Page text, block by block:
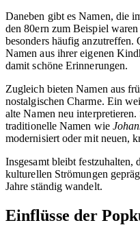
Daneben gibt es Namen, die
den 80ern zum Beispiel
besonders häufig anzutreffen.
Namen aus ihrer eigenen
damit schöne Erinnerungen.
Zugleich bieten Namen aus
nostalgischen Charme. Ein
alte Namen neu
traditionelle Namen wie
modernisiert oder mit neuen,
Insgesamt bleibt festzuhalten,
kulturellen Strömungen
Jahre ständig wandelt.
Einflüsse der